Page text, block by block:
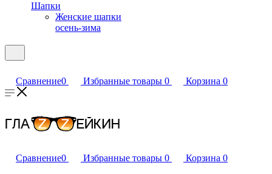
Шапки
Женские шапки
осень-зима
Сравнение0 Избранные товары 0 Корзина 0
Сравнение0 Избранные товары 0 Корзина 0